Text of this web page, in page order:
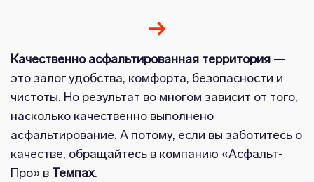
Качественно асфальтированная территория —
это залог удобства, комфорта, безопасности и
чистоты. Но результат во многом зависит от того,
насколько качественно выполнено
асфальтирование. А потому, если вы заботитесь о
качестве, обращайтесь в компанию «Асфальт-
Про» в Темпах.